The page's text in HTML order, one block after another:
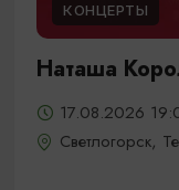
КОНЦЕРТЫ
Наташа
17.08.2026
Светлогорск,